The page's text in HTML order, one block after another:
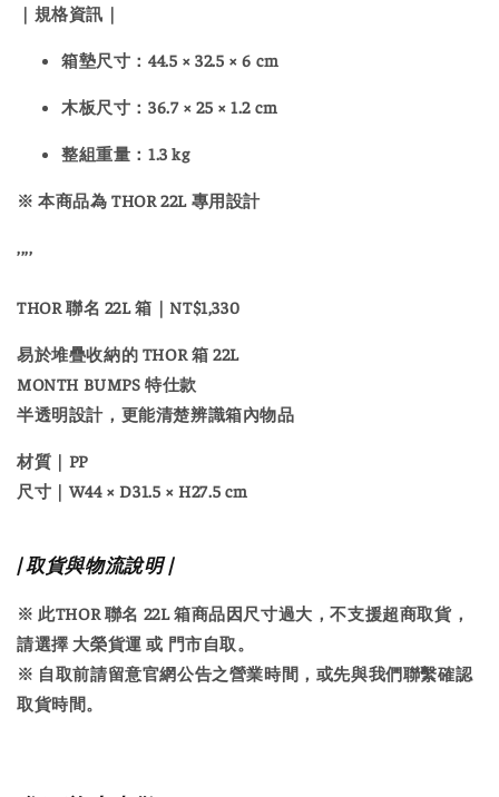
｜規格資訊｜
箱墊尺寸 ：44.5 × 32.5 × 6 cm
木板尺寸 ：36.7 × 25 × 1.2 cm
整組重量 ：1.3 kg
※ 本商品為THOR 22L 專用設計
,,,,
THOR 聯名 22L 箱｜NT$1,330
易於堆疊收納的 THOR 箱 22L
MONTH BUMPS 特仕款
半透明設計，更能清楚辨識箱內物品
材質 ｜PP
尺寸 ｜W44 × D31.5 × H27.5 cm
| 取貨與物流說明 |
※ 此THOR 聯名 22L 箱商品因尺寸過大，不支援超商取貨，
請選擇 大榮貨運 或 門市自取 。
※ 自取前請留意官網公告之營業時間，或先與我們聯繫確認
取貨時間。